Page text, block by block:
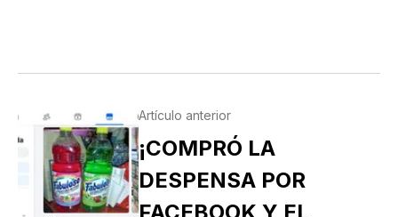
Artículo anterior
¡COMPRÓ LA
DESPENSA POR